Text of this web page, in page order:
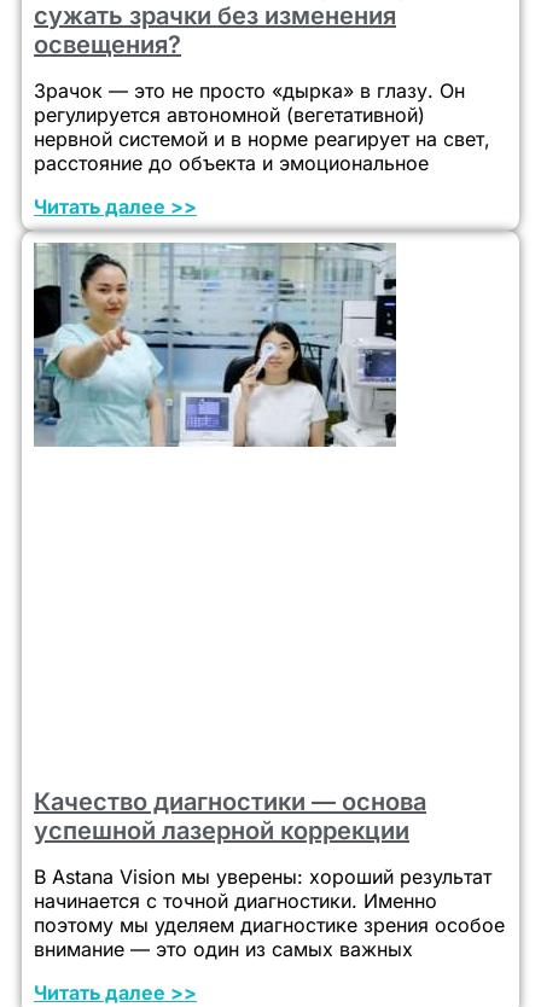
сужать зрачки без изменения
освещения?
Зрачок — это не просто «дырка» в глазу. Он
регулируется автономной (вегетативной)
нервной системой и в норме реагирует на свет,
расстояние до объекта и эмоциональное
Читать далее >>
Качество диагностики — основа
успешной лазерной коррекции
В Astana Vision мы уверены: хороший результат
начинается с точной диагностики. Именно
поэтому мы уделяем диагностике зрения особое
внимание — это один из самых важных
Читать далее >>